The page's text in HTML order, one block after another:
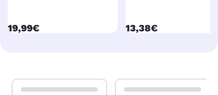
currentPrice
19,99€ currentPrice
13,38€